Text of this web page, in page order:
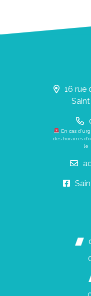
16 rue
En cas
des horaires